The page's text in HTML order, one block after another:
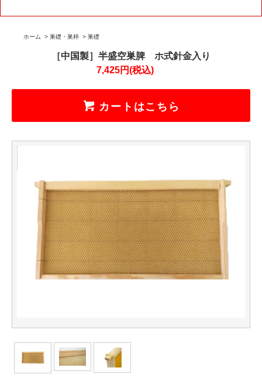
ホーム > 巣礎・巣枠 > 巣礎
［中国製］半盛空巣脾 ホ式針金入り
7,425円(税込)
カートはこちら